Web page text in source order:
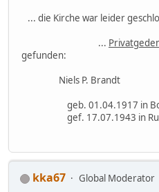
... die Kirche war leider
...
gefunden:
Niels P. Brandt
geb. 01.04.1917 in
gef. 17.07.1943 in
kka67
Global Moderator